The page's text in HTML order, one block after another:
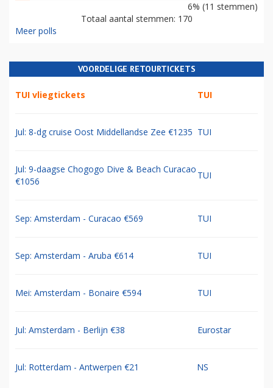
6% (11 stemmen)
Totaal aantal stemmen: 170
Meer polls
VOORDELIGE RETOURTICKETS
TUI vliegtickets TUI
Jul: 8-dg cruise Oost Middellandse Zee €1235 TUI
Jul: 9-daagse Chogogo Dive & Beach Curacao
€1056
TUI
Sep: Amsterdam - Curacao €569 TUI
Sep: Amsterdam - Aruba €614 TUI
Mei: Amsterdam - Bonaire €594 TUI
Jul: Amsterdam - Berlijn €38 Eurostar
Jul: Rotterdam - Antwerpen €21 NS